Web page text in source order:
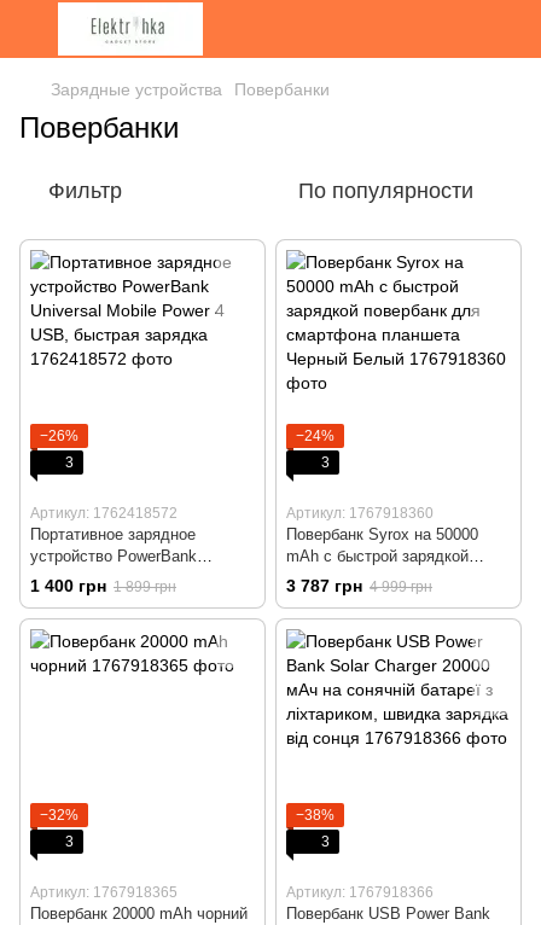
Зарядные устройства Повербанки
Повербанки
Фильтр По популярности
−26%
3
Артикул: 1762418572
Портативное зарядное
устройство PowerBank
Universal Mobile Power 4 USB,
быстрая зарядка
1 400 грн 1 899 грн
−24%
3
Артикул: 1767918360
Повербанк Syrox на 50000
mAh с быстрой зарядкой
повербанк для смартфона
планшета Черный Белый
3 787 грн 4 999 грн
−32%
3
Артикул: 1767918365
Повербанк 20000 mAh чорний
−38%
3
Артикул: 1767918366
Повербанк USB Power Bank